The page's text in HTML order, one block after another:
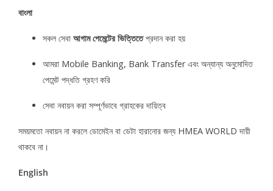
বাংলা
সকল সেবা আগাম পেমেন্টের ভিত্তিতেপ্রদান করা হয়
আমরা Mobile Banking, Bank Transfer এবং অন্যান্য অনুমোদিত
পেমেন্ট পদ্ধতি গ্রহণ করি
সেবা নবায়ন করা সম্পূর্ণভাবে গ্রাহকের দায়িত্ব
সময়মতো নবায়ন না করলে ডোমেইন বা ডেটা হারানোর জন্য HMEA WORLD দায়ী
থাকবে না।
English